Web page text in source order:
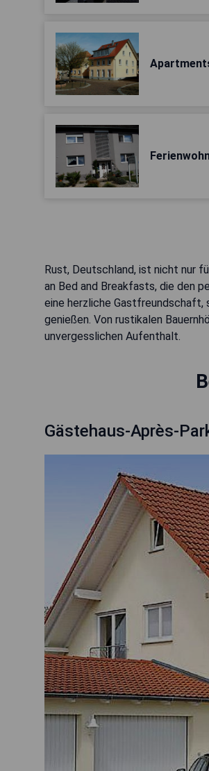
Rust, Deutschland, ist nicht nur
an Bed and Breakfasts, die den
eine herzliche Gastfreundschaft,
genießen. Von rustikalen
unvergesslichen Aufenthalt.
Gästehaus-Après-